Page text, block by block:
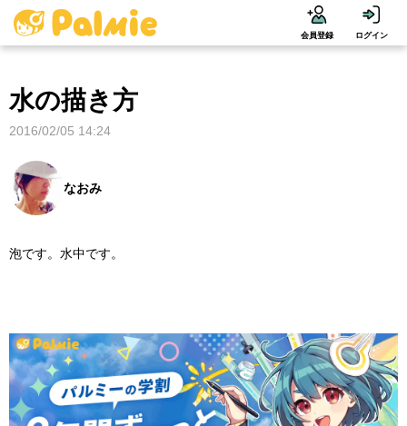
会員登録 ログイン
水の描き方
2016/02/05 14:24
なおみ
泡です。水中です。